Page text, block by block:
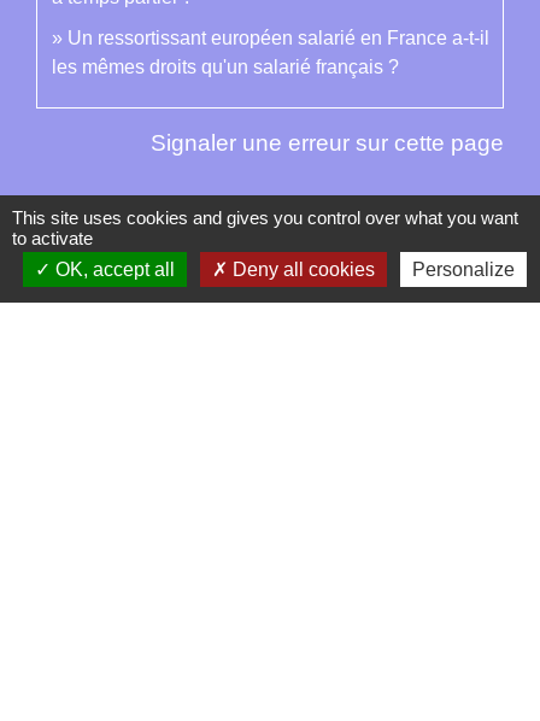
Un ressortissant européen salarié en France a-t-il
les mêmes droits qu'un salarié français ?
Signaler une erreur sur cette page
Contacts
This site uses cookies and gives you control over what you want
to activate
OK, accept all
Deny all cookies Personalize